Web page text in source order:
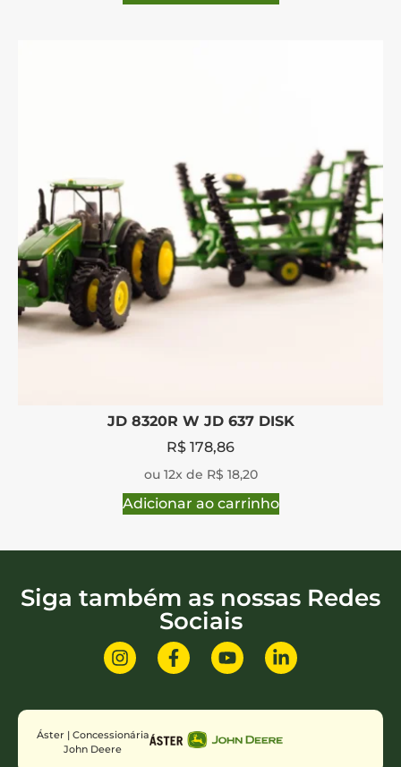
JD 8320R W JD 637 DISK
R$ 178,86
ou 12x de R$ 18,20
Adicionar ao carrinho
Siga também as nossas Redes
Sociais
Áster | Concessionária
John Deere